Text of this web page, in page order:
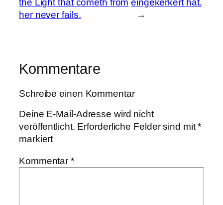
the Light that cometh from
her never fails.
eingekerkert hat.
→
Kommentare
Schreibe einen Kommentar
Deine E-Mail-Adresse wird nicht
veröffentlicht. Erforderliche Felder sind mit*
markiert
Kommentar*